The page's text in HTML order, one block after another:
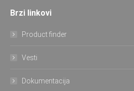
Brzi linkovi
Product finder
Vesti
Dokumentacija